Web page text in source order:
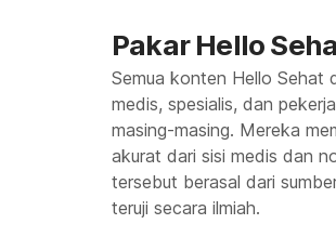
Pakar Hello
Semua konten Hello Sehat
medis, spesialis, dan
masing-masing. Mereka
akurat dari sisi medis dan
tersebut berasal dari
teruji secara ilmiah.